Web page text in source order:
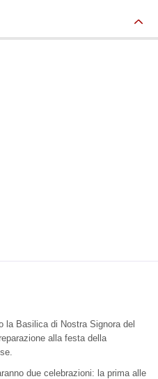
la Basilica di Nostra Signora del
alla festa della
due celebrazioni: la prima alle